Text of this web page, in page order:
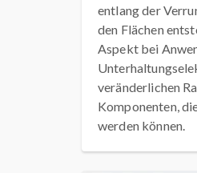
entlang der
den Flächen
Aspekt bei
veränderlichen
Komponenten,
werden können.